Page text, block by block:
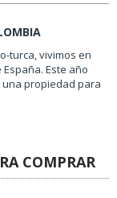
turca, vivimos en
Este año
propiedad para
COMPRAR